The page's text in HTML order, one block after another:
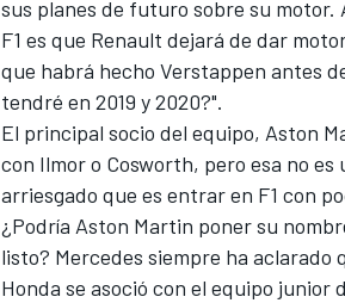
sus planes de futuro sobre su
F1 es que Renault dejará de dar
que habrá hecho Verstappen antes
tendré en 2019 y 2020?".
El principal socio del equipo, Aston
con Ilmor o Cosworth, pero esa no
arriesgado que es entrar en F1 con
¿Podría Aston Martin poner su
listo? Mercedes siempre ha aclarado
Honda se asoció con el equipo junior